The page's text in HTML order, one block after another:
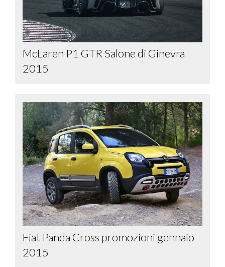
McLaren P1 GTR Salone di Ginevra
2015
Fiat Panda Cross promozioni gennaio
2015